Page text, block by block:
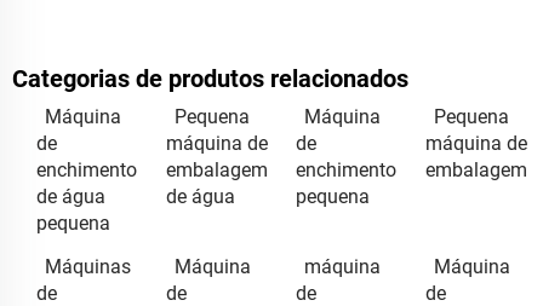
Categorias de produtos relacionados
Máquina
de
enchimento
de água
pequena
Pequena
máquina de
embalagem
de água
Máquina
de
enchimento
pequena
Pequena
máquina de
embalagem
Máquinas
de
Máquina
de
máquina
de
Máquina
de